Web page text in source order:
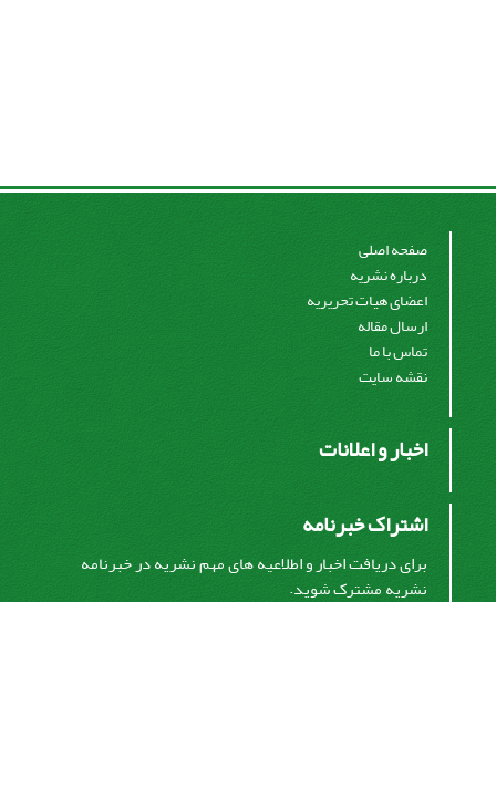
صفحه اصلی
درباره نشریه
اعضای هیات تحریریه
ارسال مقاله
تماس با ما
نقشه سایت
اخبار و اعلانات
اشتراک خبرنامه
برای دریافت اخبار و اطلاعیه های مهم نشریه در خبرنامه
نشریه مشترک شوید.